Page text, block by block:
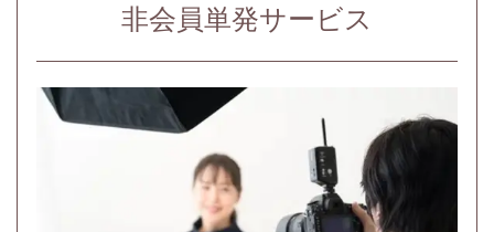
非会員単発サービス